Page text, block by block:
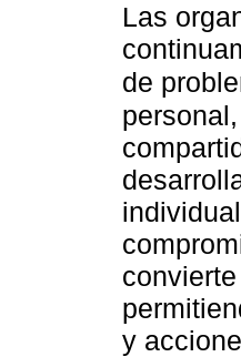
Las
de
y